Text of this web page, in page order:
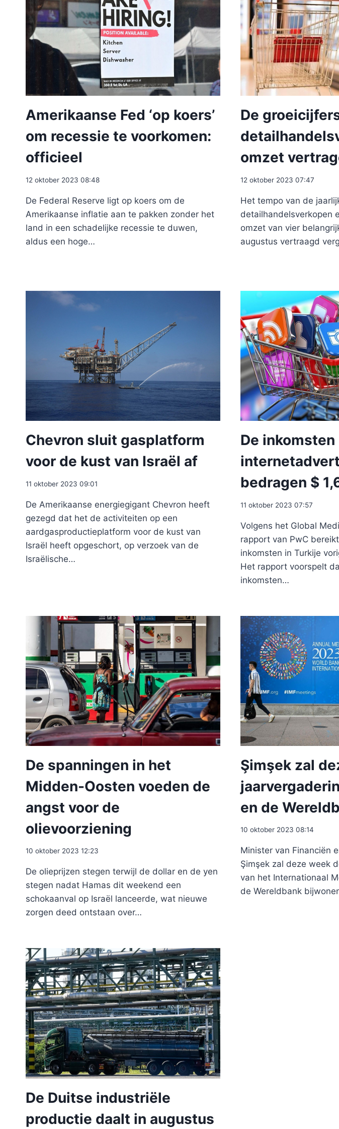
Amerikaanse Fed ‘op koers’
om recessie te voorkomen:
officieel
12 oktober 2023 08:48
De Federal Reserve ligt op koers om de
Amerikaanse inflatie aan te pakken zonder het
land in een schadelijke recessie te duwen,
aldus een hoge…
De
omzet
12 oktober 2023 07:47
Het tempo van de
detailhandelsverkopen
omzet van vier
augustus vertraagd
Chevron sluit gasplatform
voor de kust van Israël af
11 oktober 2023 09:01
De Amerikaanse energiegigant Chevron heeft
gezegd dat het de activiteiten op een
aardgasproductieplatform voor de kust van
Israël heeft opgeschort, op verzoek van de
Israëlische…
De inkomsten
bedragen $
11 oktober 2023 07:57
Volgens het Global
rapport van PwC
inkomsten in Turkije
Het rapport voorspelt
inkomsten…
De spanningen in het
Midden-Oosten voeden de
angst voor de
olievoorziening
10 oktober 2023 12:23
De olieprijzen stegen terwijl de dollar en de yen
stegen nadat Hamas dit weekend een
schokaanval op Israël lanceerde, wat nieuwe
zorgen deed ontstaan ​​over…
Şimşek zal
en de
10 oktober 2023 08:14
Minister van Financiën
Şimşek zal deze week
van het Internationaal
de Wereldbank
De Duitse industriële
productie daalt in augustus